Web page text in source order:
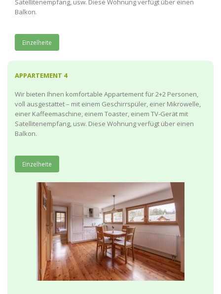
Satellitenempfang, usw. Diese Wohnung verfügt über einen
Balkon.
Einzelheite
APPARTEMENT 4
Wir bieten Ihnen komfortable Appartement für 2+2 Personen,
voll ausgestattet – mit einem Geschirrspüler, einer Mikrowelle,
einer Kaffeemaschine, einem Toaster, einem TV-Gerät mit
Satellitenempfang, usw. Diese Wohnung verfügt über einen
Balkon.
Einzelheite